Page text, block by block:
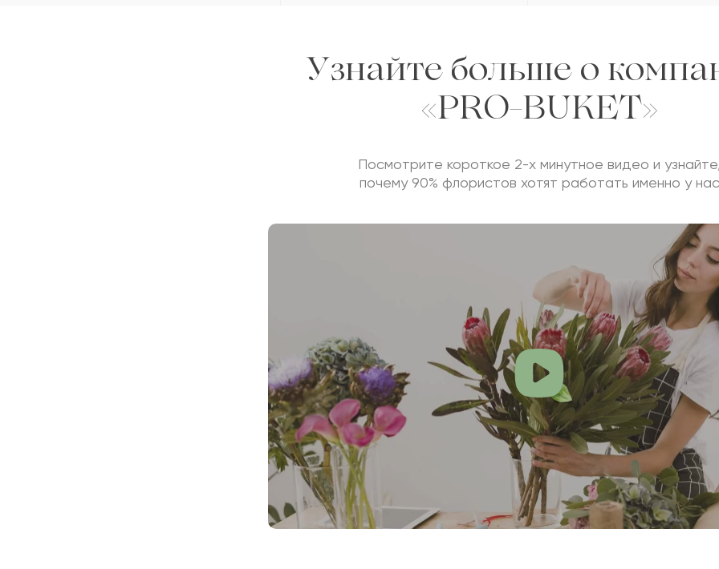
Узнайте больше о
«PRO-BUKET»
Посмотрите короткое 2-х минутное видео и
почему 90% флористов хотят работать именно у нас